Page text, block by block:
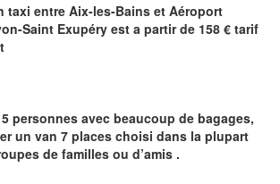
taxi entre Aix-les-Bains et Aéroport
Saint Exupéry est a partir de 158 € tarif
personnes avec beaucoup de bagages,
un van 7 places choisi dans la plupart
de familles ou d’amis .